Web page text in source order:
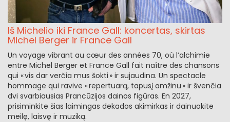
Iš Michelio iki France Gall: koncertas, skirtas
Michel Berger ir France Gall
Un voyage vibrant au cœur des années 70, où l’alchimie
entre Michel Berger et France Gall fait naître des chansons
qui « vis dar verčia mus šokti » ir sujaudina. Un spectacle
hommage qui ravive « repertuarą, tapusį amžinu » ir švenčia
dvi svarbiausias Prancūzijos dainos figūras. En 2027,
prisiminkite šias laimingas dekados akimirkas ir dainuokite
meilę, laisvę ir muziką.